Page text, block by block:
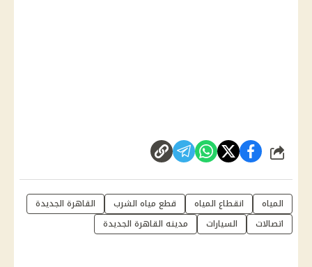
شارك
المياه انقطاع المياه قطع مياه الشرب
القاهرة الجديدة
اتصالات
السيارات مدينه القاهرة الجديدة